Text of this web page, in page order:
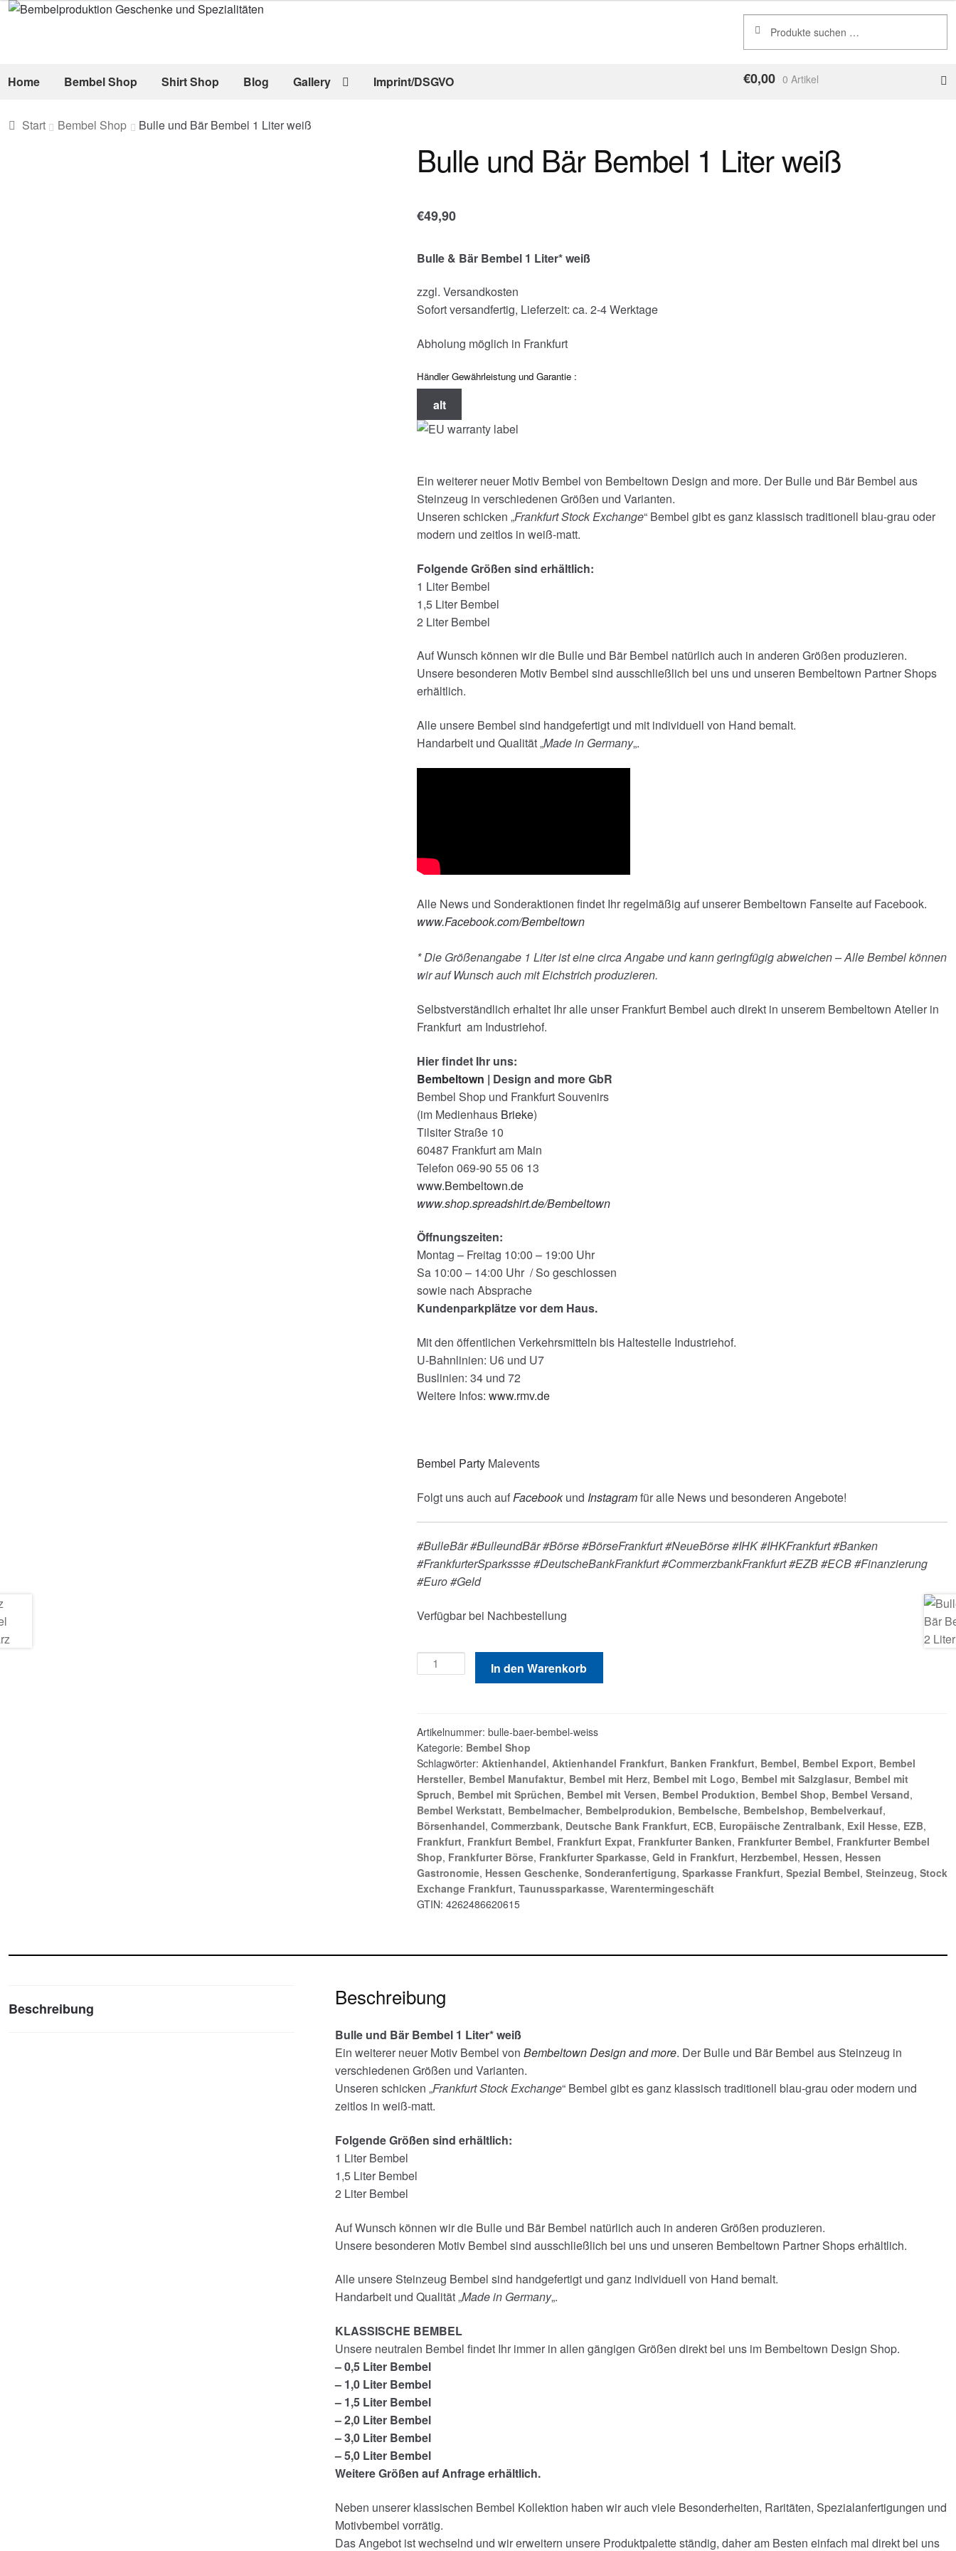
Zur
Zum
nach:
Home Bembel Shop Shirt Shop Blog Gallery Imprint/DSGVO €0,00 0 Artikel
Start Bembel Shop Bulle und Bär Bembel 1 Liter weiß
Bulle und Bär Bembel 1 Liter weiß
€49,90
Bulle & Bär Bembel 1 Liter* weiß
zzgl. Versandkosten
Sofort versandfertig, Lieferzeit: ca. 2-4 Werktage
Abholung möglich in Frankfurt
Händler Gewährleistung und Garantie :
alt
Ein weiterer neuer Motiv Bembel von Bembeltown Design and more. Der Bulle und Bär Bembel aus
Steinzeug in verschiedenen Größen und Varianten.
Unseren schicken „Frankfurt Stock Exchange“ Bembel gibt es ganz klassisch traditionell blau-grau oder
modern und zeitlos in weiß-matt.
Folgende Größen sind erhältlich:
1 Liter Bembel
1,5 Liter Bembel
2 Liter Bembel
Auf Wunsch können wir die Bulle und Bär Bembel natürlich auch in anderen Größen produzieren.
Unsere besonderen Motiv Bembel sind ausschließlich bei uns und unseren Bembeltown Partner Shops
erhältlich.
Alle unsere Bembel sind handgefertigt und mit individuell von Hand bemalt.
Handarbeit und Qualität „Made in Germany„.
Alle News und Sonderaktionen findet Ihr regelmäßig auf unserer Bembeltown Fanseite auf Facebook.
www.Facebook.com/Bembeltown
* Die Größenangabe 1 Liter ist eine circa Angabe und kann geringfügig abweichen – Alle Bembel können
wir auf Wunsch auch mit Eichstrich produzieren.
Selbstverständlich erhaltet Ihr alle unser Frankfurt Bembel auch direkt in unserem Bembeltown Atelier in
Frankfurt am Industriehof.
Hier findet Ihr uns:
Bembeltown | Design and more GbR
Bembel Shop und Frankfurt Souvenirs
(im Medienhaus Brieke)
Tilsiter Straße 10
60487 Frankfurt am Main
Telefon 069-90 55 06 13
www.Bembeltown.de
www.shop.spreadshirt.de/Bembeltown
Öffnungszeiten:
Montag – Freitag 10:00 – 19:00 Uhr
Sa 10:00 – 14:00 Uhr / So geschlossen
sowie nach Absprache
Kundenparkplätze vor dem Haus.
Mit den öffentlichen Verkehrsmitteln bis Haltestelle Industriehof.
U-Bahnlinien: U6 und U7
Buslinien: 34 und 72
Weitere Infos: www.rmv.de
Bembel PartyMalevents
Folgt uns auch aufFacebookund Instagramfür alle News und besonderen Angebote!
#BulleBär #BulleundBär #Börse #BörseFrankfurt #NeueBörse #IHK #IHKFrankfurt #Banken
#FrankfurterSparkssse #DeutscheBankFrankfurt #CommerzbankFrankfurt #EZB #ECB #Finanzierung
#Euro #Geld
Verfügbar bei Nachbestellung
Bulle
und
1
Liter
weiß
Menge
In den Warenkorb
Artikelnummer: bulle-baer-bembel-weiss
Kategorie: Bembel Shop
Schlagwörter: Aktienhandel, Aktienhandel Frankfurt, Banken Frankfurt, Bembel, Bembel Export, Bembel
Hersteller, Bembel Manufaktur, Bembel mit Herz, Bembel mit Logo, Bembel mit Salzglasur, Bembel mit
Spruch, Bembel mit Sprüchen, Bembel mit Versen, Bembel Produktion, Bembel Shop, Bembel Versand,
Bembel Werkstatt, Bembelmacher, Bembelprodukion, Bembelsche, Bembelshop, Bembelverkauf,
Börsenhandel, Commerzbank, Deutsche Bank Frankfurt, ECB, Europäische Zentralbank, Exil Hesse, EZB,
Frankfurt, Frankfurt Bembel, Frankfurt Expat, Frankfurter Banken, Frankfurter Bembel, Frankfurter Bembel
Shop, Frankfurter Börse, Frankfurter Sparkasse, Geld in Frankfurt, Herzbembel, Hessen, Hessen
Gastronomie, Hessen Geschenke, Sonderanfertigung, Sparkasse Frankfurt, Spezial Bembel, Steinzeug, Stock
Exchange Frankfurt, Taunussparkasse, Warentermingeschäft
GTIN: 4262486620615
Beschreibung Beschreibung
Bulle und Bär Bembel 1 Liter* weiß
Ein weiterer neuer Motiv Bembel vonBembeltown Design and more. Der Bulle und Bär Bembel aus Steinzeug in
verschiedenen Größen und Varianten.
Unseren schicken „Frankfurt Stock Exchange“ Bembel gibt es ganz klassisch traditionell blau-grau oder modern und
zeitlos in weiß-matt.
Folgende Größen sind erhältlich:
1 Liter Bembel
1,5 Liter Bembel
2 Liter Bembel
Auf Wunsch können wir die Bulle und Bär Bembel natürlich auch in anderen Größen produzieren.
Unsere besonderen Motiv Bembel sind ausschließlich bei uns und unseren Bembeltown Partner Shops erhältlich.
Alle unsere Steinzeug Bembel sind handgefertigt und ganz individuell von Hand bemalt.
Handarbeit und Qualität „Made in Germany„.
KLASSISCHE BEMBEL
Unsere neutralen Bembel findet Ihr immer in allen gängigen Größen direkt bei uns im Bembeltown Design Shop.
– 0,5 Liter Bembel
– 1,0 Liter Bembel
– 1,5 Liter Bembel
– 2,0 Liter Bembel
– 3,0 Liter Bembel
– 5,0 Liter Bembel
Weitere Größen auf Anfrage erhältlich.
Neben unserer klassischen Bembel Kollektion haben wir auch viele Besonderheiten, Raritäten, Spezialanfertigungen und
Motivbembel vorrätig.
Das Angebot ist wechselnd und wir erweitern unsere Produktpalette ständig, daher am Besten einfach mal direkt bei uns